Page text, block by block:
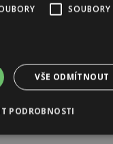
SOUBORY
VŠE ODMÍTNOUT
PODROBNOSTI